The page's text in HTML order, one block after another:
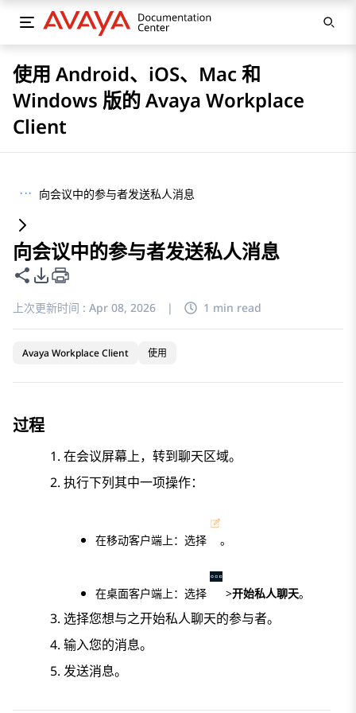
使用 Android、iOS、Mac 和
Windows 版的 Avaya Workplace
Client
··· 向会议中的参与者发送私人消息
向会议中的参与者发送私人消息
共享此页面
PDF 导出选项
上次更新时间 : Apr 08, 2026 | 1 min read
Avaya Workplace Client 使用
过程
在会议屏幕上，转到聊天区域。
执行下列其中一项操作：
在移动客户端上：选择 。
在桌面客户端上：选择 >开始私人聊天。
选择您想与之开始私人聊天的参与者。
输入您的消息。
发送消息。